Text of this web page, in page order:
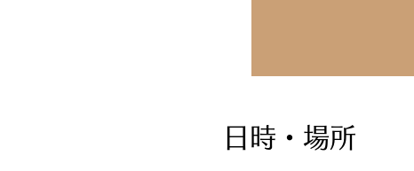
日時・場所